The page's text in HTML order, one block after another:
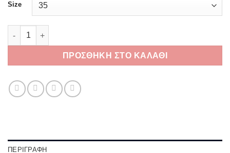
Size
Blue Velvet Mary Jane-Edna-Flats ποσότητα
ΠΡΟΣΘΉΚΗ ΣΤΟ ΚΑΛΆΘΙ
ΠΕΡΙΓΡΑΦΉ